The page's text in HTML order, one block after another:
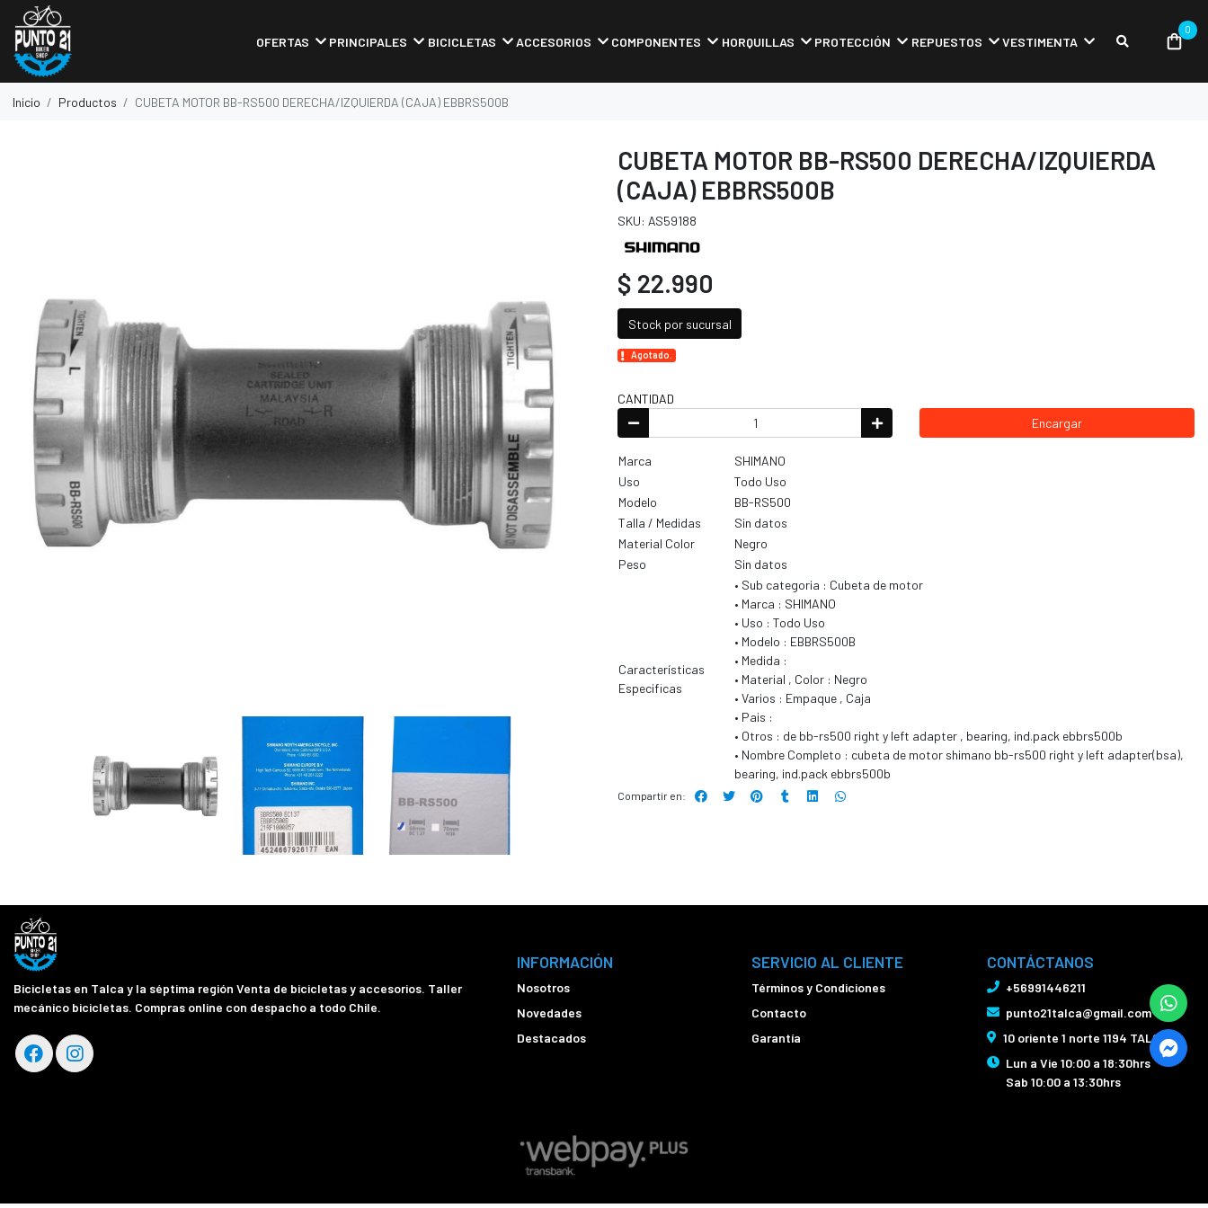
OFERTAS PRINCIPALES BICICLETAS ACCESORIOS COMPONENTES HORQUILLAS PROTECCIÓN REPUESTOS VESTIMENTA
0
Inicio Productos CUBETA MOTOR BB-RS500 DERECHA/IZQUIERDA (CAJA) EBBRS500B
CUBETA MOTOR BB-RS500 DERECHA/IZQUIERDA
(CAJA) EBBRS500B
SKU: AS59188
$ 22.990
Stock por sucursal
Agotado.
CANTIDAD
Encargar
Marca
SHIMANO
Uso
Todo Uso
Modelo
BB-RS500
Talla / Medidas
Sin datos
Material Color
Negro
Peso
Sin datos
Características
Especificas
• Sub categoria : Cubeta de motor
• Marca : SHIMANO
• Uso : Todo Uso
• Modelo : EBBRS500B
• Medida :
• Material , Color : Negro
• Varios : Empaque , Caja
• Pais :
• Otros : de bb-rs500 right y left adapter , bearing, ind.pack ebbrs500b
• Nombre Completo : cubeta de motor shimano bb-rs500 right y left adapter(bsa),
bearing, ind.pack ebbrs500b
Compartir en:
Bicicletas en Talca y la séptima región Venta de bicicletas y accesorios. Taller
mecánico bicicletas. Compras online con despacho a todo Chile.
INFORMACIÓN
Nosotros
Novedades
Destacados
SERVICIO AL CLIENTE
Términos y Condiciones
Contacto
Garantía
CONTÁCTANOS
+56991446211
punto21talca@gmail.com
10 oriente 1 norte 1194 TALCA
Lun a Vie 10:00 a 18:30hrs
Sab 10:00 a 13:30hrs